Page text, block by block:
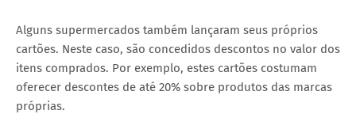
Alguns supermercados também lançaram seus próprios
cartões. Neste caso, são concedidos descontos no valor dos
itens comprados. Por exemplo, estes cartões costumam
oferecer descontes de até 20% sobre produtos das marcas
próprias.